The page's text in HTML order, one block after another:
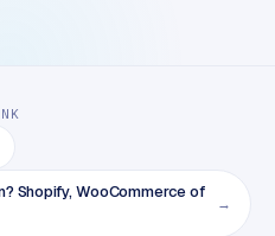
Shopify, WooCommerce of
→